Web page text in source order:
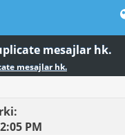
mesajlar hk.
mesajlar hk.
PM